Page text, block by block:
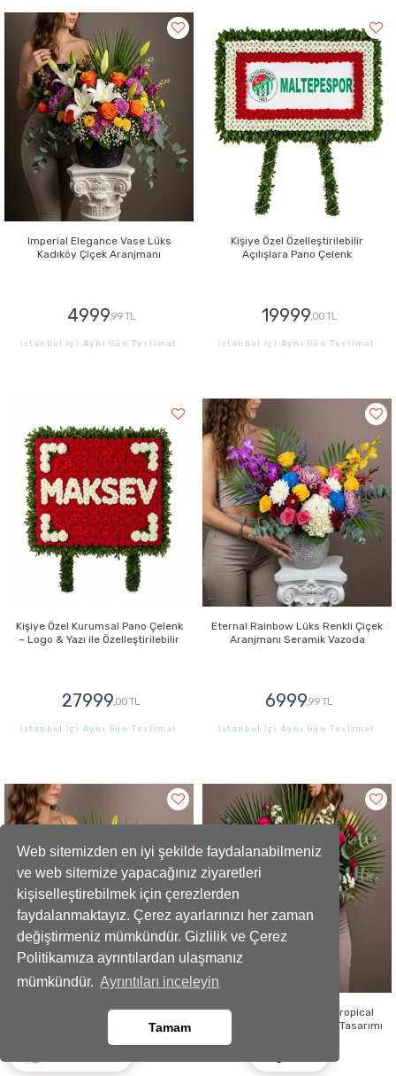
Web sitemizden en iyi şekilde faydalanabilmeniz
ve web sitemize yapacağınız ziyaretleri
kişiselleştirebilmek için çerezlerden
faydalanmaktayız. Çerez ayarlarınızı her zaman
değiştirmeniz mümkündür. Gizlilik ve Çerez
Politikamıza ayrıntılardan ulaşmanız
mümkündür. Ayrıntıları inceleyin
Tamam
Imperial Elegance Vase Lüks
Kadıköy Çiçek Aranjmanı
4999,99 TL
İstanbul İçi Aynı Gün Teslimat
Kişiye Özel Özelleştirilebilir
Açılışlara Pano Çelenk
19999,00 TL
İstanbul İçi Aynı Gün Teslimat
Kişiye Özel Kurumsal Pano Çelenk
– Logo & Yazı ile Özelleştirilebilir
27999,00 TL
İstanbul İçi Aynı Gün Teslimat
Eternal Rainbow Lüks Renkli Çiçek
Aranjmanı Seramik Vazoda
6999,99 TL
İstanbul İçi Aynı Gün Teslimat
Doğum Günü Hediyesi Emerald
Garden Çiçek Aranjmanı
Doğum Günü Hediyesi Tropical
Elegance Premium Çiçek Tasarımı